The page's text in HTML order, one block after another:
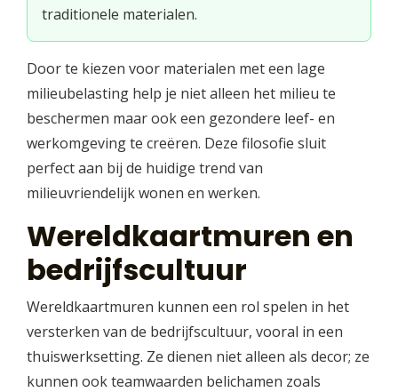
traditionele materialen.
Door te kiezen voor materialen met een lage
milieubelasting help je niet alleen het milieu te
beschermen maar ook een gezondere leef- en
werkomgeving te creëren. Deze filosofie sluit
perfect aan bij de huidige trend van
milieuvriendelijk wonen en werken.
Wereldkaartmuren en
bedrijfscultuur
Wereldkaartmuren kunnen een rol spelen in het
versterken van de bedrijfscultuur, vooral in een
thuiswerksetting. Ze dienen niet alleen als decor; ze
kunnen ook teamwaarden belichamen zoals